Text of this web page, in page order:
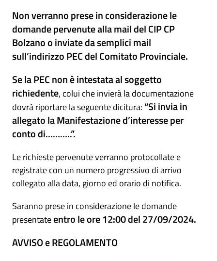
Non verranno prese in considerazione le
domande pervenute alla mail del CIP CP
Bolzano o inviate da semplici mail
sull’indirizzo PEC del Comitato Provinciale.
Se la PEC non è intestata al soggetto
richiedente, colui che invierà la documentazione
dovrà riportare la seguente dicitura: “Si invia in
allegato la Manifestazione d’interesse per
conto di………..”.
Le richieste pervenute verranno protocollate e
registrate con un numero progressivo di arrivo
collegato alla data, giorno ed orario di notifica.
Saranno prese in considerazione le domande
presentateentro le ore 12:00 del 27/09/2024.
AVVISO e REGOLAMENTO